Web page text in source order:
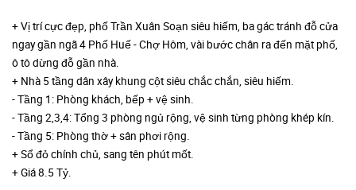
+ Vị trí cực đẹp, phố Trần Xuân Soạn siêu hiếm, ba gác tránh đỗ cửa
ngay gần ngã 4 Phố Huế - Chợ Hôm, vài bước chân ra đến mặt phố,
ô tô dừng đỗ gần nhà.
+ Nhà 5 tầng dân xây khung cột siêu chắc chắn, siêu hiếm.
- Tầng 1: Phòng khách, bếp + vệ sinh.
- Tầng 2,3,4: Tổng 3 phòng ngủ rộng, vệ sinh từng phòng khép kín.
- Tầng 5: Phòng thờ + sân phơi rộng.
+ Sổ đỏ chính chủ, sang tên phút mốt.
+ Giá 8.5 Tỷ.